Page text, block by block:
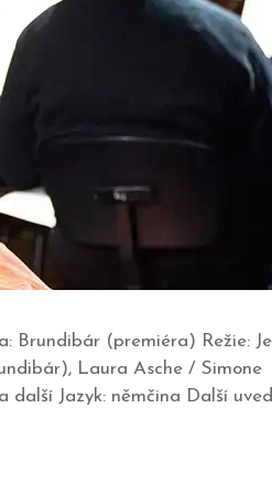
Brundibár (premiéra) Režie:
Laura Asche / Simone
Jazyk: němčina Další